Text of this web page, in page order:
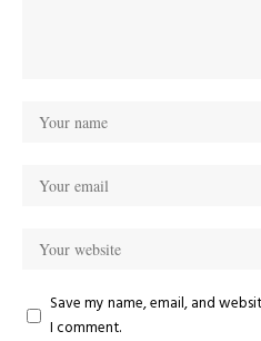
Save my name, email, and
I comment.